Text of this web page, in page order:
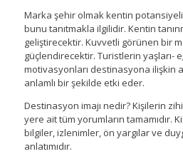
Marka şehir olmak kentin
bunu tanıtmakla ilgilidir. Kentin
geliştirecektir. Kuvvetli görünen bir
güçlendirecektir. Turistlerin yaşları-
motivasyonları destinasyona ilişkin
anlamlı bir şekilde etki eder.
Destinasyon imajı nedir? Kişilerin
yere ait tüm yorumların tamamıdır.
bilgiler, izlenimler, ön yargılar ve
anlatımıdır.